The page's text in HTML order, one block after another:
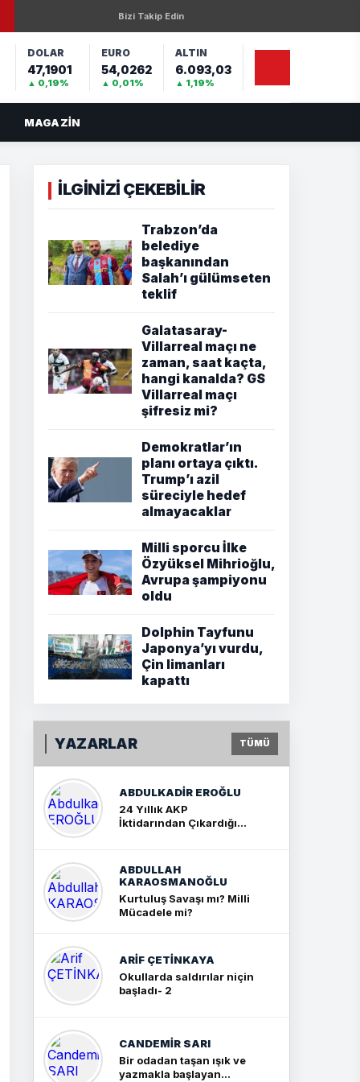
Bizi Takip Edin
DOLAR
47,1901
▲ 0,19%
EURO
54,0262
▲ 0,01%
ALTIN
6.093,03
▲ 1,19%
MAGAZIN
İLGİNİZİ ÇEKEBİLİR
Trabzon’da
belediye
başkanından
Salah’ı gülümseten
teklif
Galatasaray-
Villarreal maçı ne
zaman, saat kaçta,
hangi kanalda? GS
Villarreal maçı
şifresiz mi?
Demokratlar’ın
planı ortaya çıktı.
Trump’ı azil
süreciyle hedef
almayacaklar
Milli sporcu İlke
Özyüksel Mihrioğlu,
Avrupa şampiyonu
oldu
Dolphin Tayfunu
Japonya’yı vurdu,
Çin limanları
kapattı
YAZARLAR TÜMÜ
ABDULKADIR EROĞLU
24 Yıllık AKP
İktidarından Çıkardığım
ABDULLAH
KARAOSMANOĞLU
Kurtuluş Savaşı mı? Milli
Mücadele mi?
ARIF ÇETİNKAYA
Okullarda saldırılar niçin
başladı- 2
CANDEMIR SARI
Bir odadan taşan ışık ve
yazmakla başlayan